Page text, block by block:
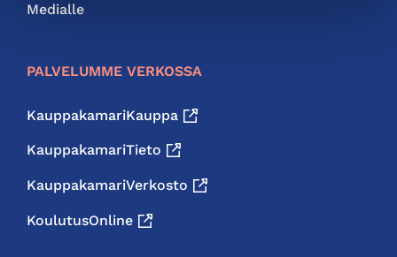
Medialle
PALVELUMME VERKOSSA
KauppakamariKauppa
KauppakamariTieto
KauppakamariVerkosto
KoulutusOnline